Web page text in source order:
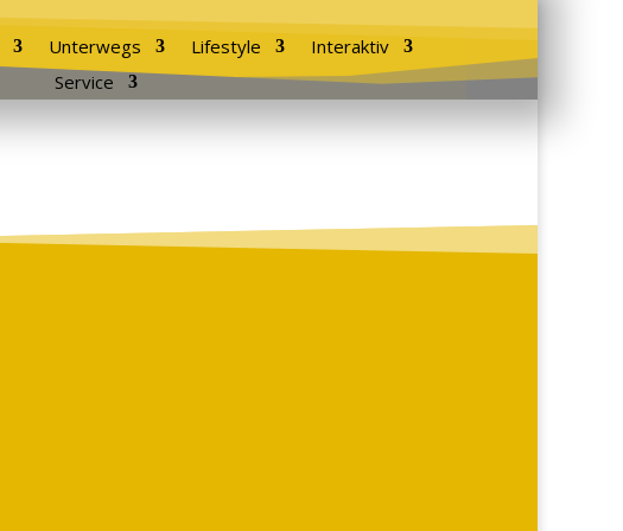
Unterwegs Lifestyle
Interaktiv
Service